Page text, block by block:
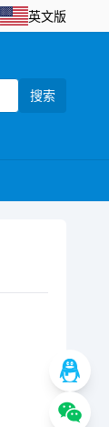
英文版
搜索